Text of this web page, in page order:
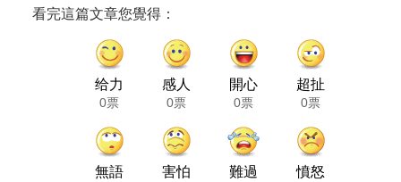
看完這篇文章您覺得：
给力
0票
感人
0票
開心
0票
超扯
0票
無語 害怕 難過 憤怒